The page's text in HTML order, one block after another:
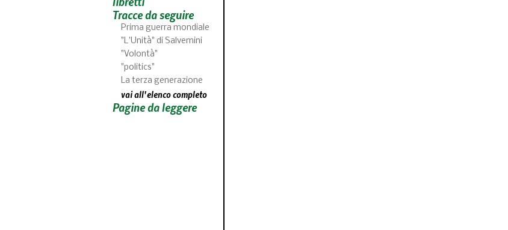
Tracce da seguire
Prima guerra mondiale
"L'Unità" di Salvemini
"Volontà"
"politics"
La terza generazione
vai all'elenco completo
Pagine da leggere